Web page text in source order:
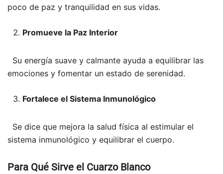
poco de paz y tranquilidad en sus vidas.
Promueve la Paz Interior
Su energía suave y calmante ayuda a equilibrar las
emociones y fomentar un estado de serenidad.
Fortalece el Sistema Inmunológico
Se dice que mejora la salud física al estimular el
sistema inmunológico y equilibrar el cuerpo.
Para Qué Sirve el Cuarzo Blanco